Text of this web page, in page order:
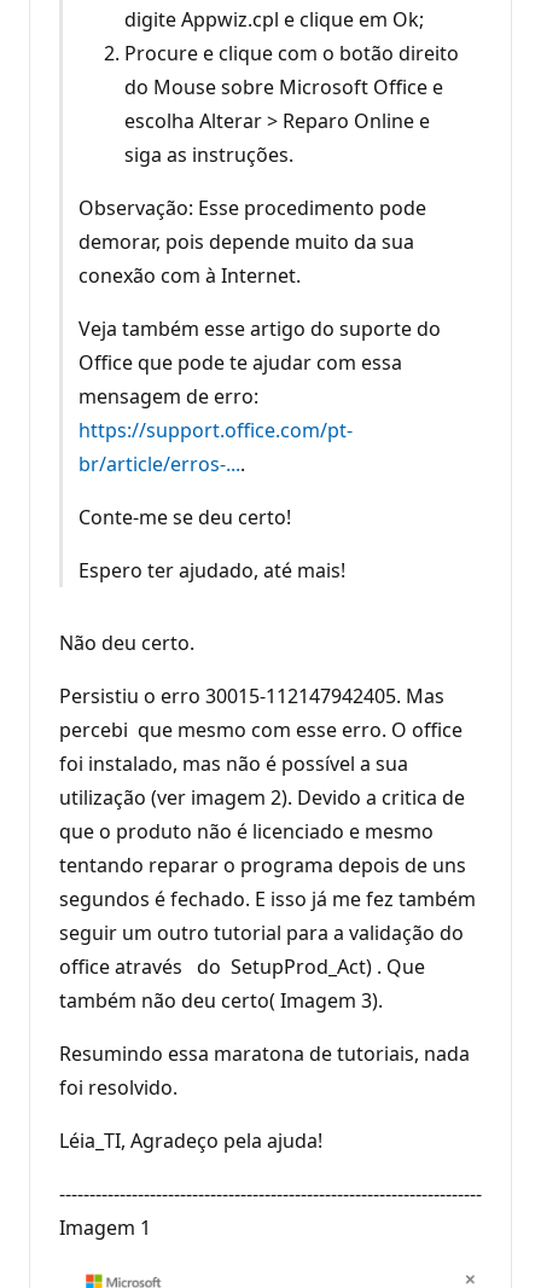
digite Appwiz.cpl e clique em Ok;
Procure e clique com o botão direito
do Mouse sobre Microsoft Office e
escolha Alterar > Reparo Online e
siga as instruções.
Observação: Esse procedimento pode
demorar, pois depende muito da sua
conexão com à Internet.
Veja também esse artigo do suporte do
Office que pode te ajudar com essa
mensagem de erro:
https://support.office.com/pt-
br/article/erros-....
Conte-me se deu certo!
Espero ter ajudado, até mais!
Não deu certo.
Persistiu o erro 30015-112147942405. Mas
percebi que mesmo com esse erro. O office
foi instalado, mas não é possível a sua
utilização (ver imagem 2). Devido a critica de
que o produto não é licenciado e mesmo
tentando reparar o programa depois de uns
segundos é fechado. E isso já me fez também
seguir um outro tutorial para a validação do
office através do SetupProd_Act) . Que
também não deu certo( Imagem 3).
Resumindo essa maratona de tutoriais, nada
foi resolvido.
Léia_TI, Agradeço pela ajuda!
----------------------------------------------------------------------
Imagem 1